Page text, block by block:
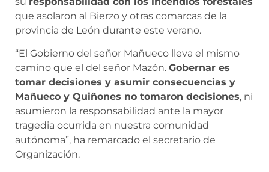
que asolaron al Bierzo y otras comarcas de la
provincia de León durante este verano.
“El Gobierno del señor Mañueco lleva el mismo
camino que el del señor Mazón. Gobernar es
tomar decisiones y asumir consecuencias y
Mañueco y Quiñones no tomaron decisiones, ni
asumieron la responsabilidad ante la mayor
tragedia ocurrida en nuestra comunidad
autónoma”, ha remarcado el secretario de
Organización.